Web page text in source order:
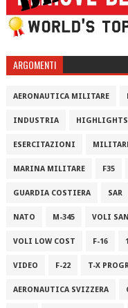
ARGOMENTI
AERONAUTICA MILITARE
INDUSTRIA HIGHLIGHTS
ESERCITAZIONI
MARINA MILITARE F35
GUARDIA COSTIERA SAR
NATO M-345 VOLI
VOLI LOW COST F-16
VIDEO F-22 T-X
AERONAUTICA SVIZZERA